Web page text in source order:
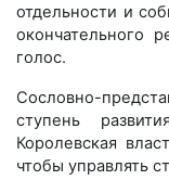
отдельности и
окончательного
голос.
Сословно-
ступень
Королевская
чтобы управлять